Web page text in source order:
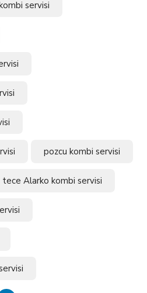
servisi
pozcu kombi servisi
tece Alarko kombi servisi